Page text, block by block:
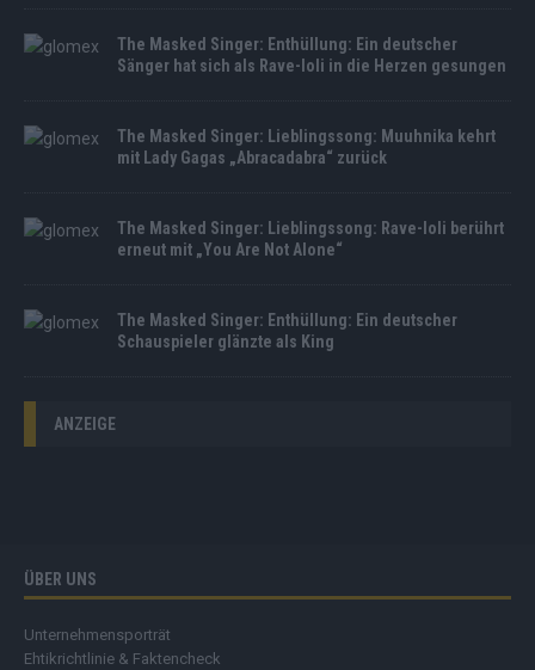
The Masked Singer: Enthüllung: Ein deutscher
Sänger hat sich als Rave-Ioli in die Herzen gesungen
The Masked Singer: Lieblingssong: Muuhnika kehrt
mit Lady Gagas „Abracadabra“ zurück
The Masked Singer: Lieblingssong: Rave-Ioli berührt
erneut mit „You Are Not Alone“
The Masked Singer: Enthüllung: Ein deutscher
Schauspieler glänzte als King
ANZEIGE
ÜBER UNS
Unternehmensporträt
Ehtikrichtlinie & Faktencheck